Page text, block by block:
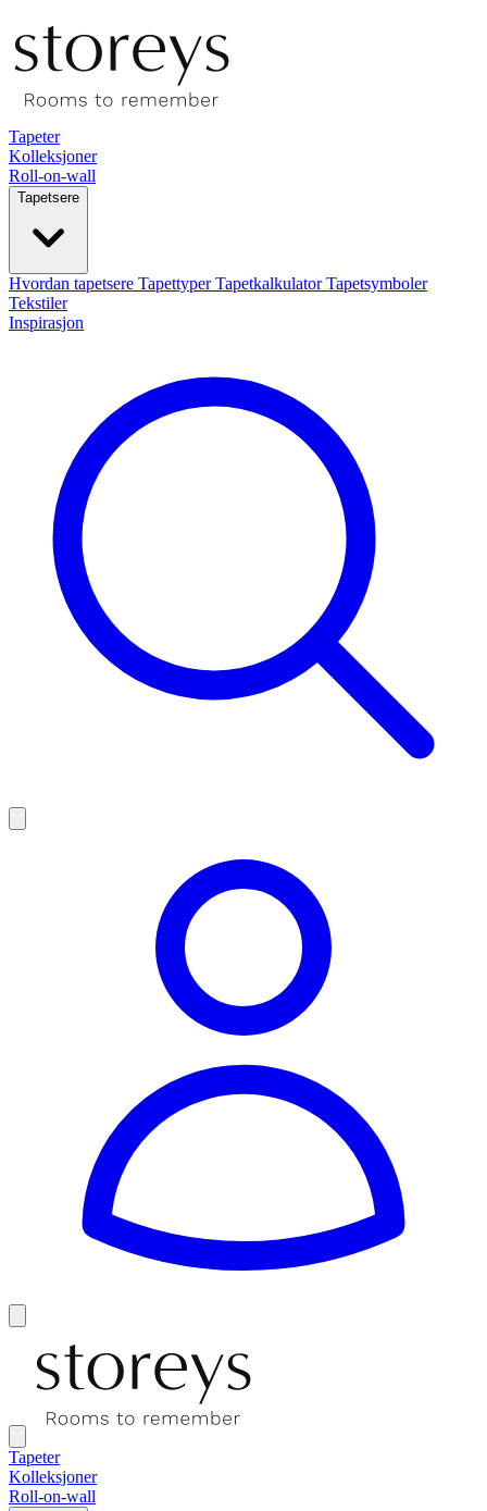
Tapeter
Kolleksjoner
Roll-on-wall
Tapetsere
Hvordan tapetsere TapettyperTapetkalkulatorTapetsymboler
Tekstiler
Inspirasjon
Tapeter
Kolleksjoner
Roll-on-wall